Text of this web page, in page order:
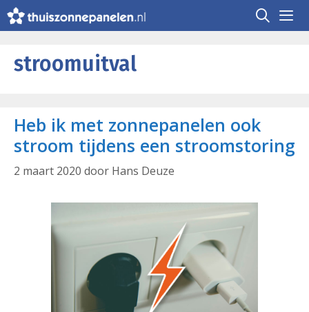
naar
inhoud
stroomuitval
Heb ik met zonnepanelen ook
stroom tijdens een stroomstoring
2 maart 2020 door Hans Deuze